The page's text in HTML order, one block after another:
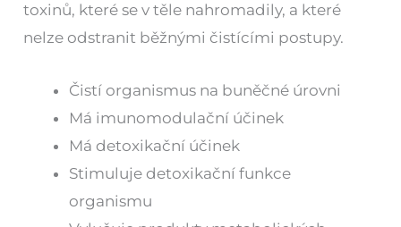
toxinů, které se v těle nahromadily, a které
nelze odstranit běžnými čistícími postupy.
Čistí organismus na buněčné úrovni
Má imunomodulační účinek
Má detoxikační účinek
Stimuluje detoxikační funkce
organismu